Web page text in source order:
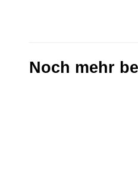
Noch mehr